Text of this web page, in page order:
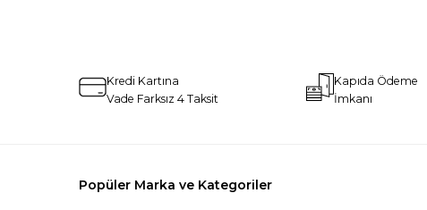
Kredi Kartına
Vade Farksız 4 Taksit
Kapıda Ödeme
İmkanı
Popüler Marka ve Kategoriler